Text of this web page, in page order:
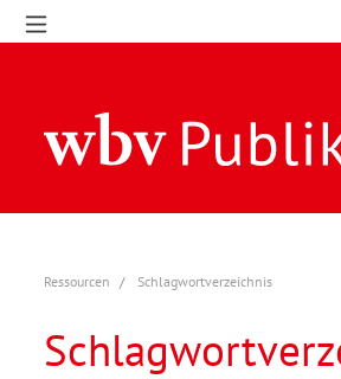
Ressourcen Schlagwortverzeichnis